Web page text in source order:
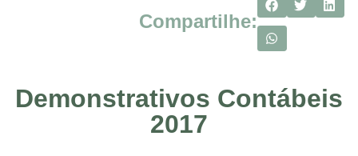
Compartilhe:
Demonstrativos Contábeis
2017